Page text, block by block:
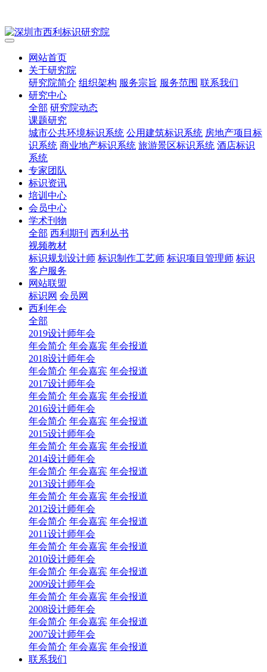
网站首页
关于研究院
研究院简介 组织架构 服务宗旨 服务范围 联系我们
研究中心
全部 研究院动态
课题研究
城市公共环境标识系统 公用建筑标识系统 房地产项目标
识系统 商业地产标识系统 旅游景区标识系统 酒店标识
系统
专家团队
标识资讯
培训中心
会员中心
学术刊物
全部 西利期刊 西利丛书
视频教材
标识规划设计师 标识制作工艺师 标识项目管理师 标识
客户服务
网站联盟
标识网 会员网
西利年会
全部
2019设计师年会
年会简介 年会嘉宾 年会报道
2018设计师年会
年会简介 年会嘉宾 年会报道
2017设计师年会
年会简介 年会嘉宾 年会报道
2016设计师年会
年会简介 年会嘉宾 年会报道
2015设计师年会
年会简介 年会嘉宾 年会报道
2014设计师年会
年会简介 年会嘉宾 年会报道
2013设计师年会
年会简介 年会嘉宾 年会报道
2012设计师年会
年会简介 年会嘉宾 年会报道
2011设计师年会
年会简介 年会嘉宾 年会报道
2010设计师年会
年会简介 年会嘉宾 年会报道
2009设计师年会
年会简介 年会嘉宾 年会报道
2008设计师年会
年会简介 年会嘉宾 年会报道
2007设计师年会
年会简介 年会嘉宾 年会报道
联系我们